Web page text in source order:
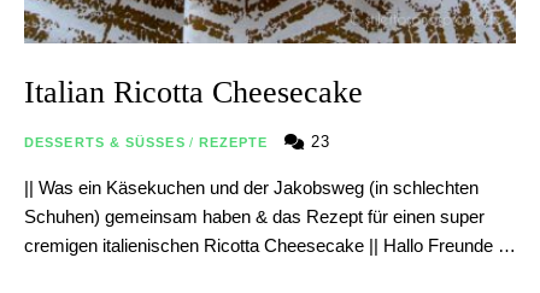
Italian Ricotta Cheesecake
DESSERTS & SÜSSES / REZEPTE 23
|| Was ein Käsekuchen und der Jakobsweg (in schlechten
Schuhen) gemeinsam haben & das Rezept für einen super
cremigen italienischen Ricotta Cheesecake || Hallo Freunde …